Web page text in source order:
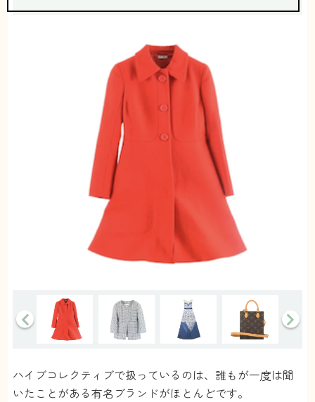
ハイブコレクティブで扱っているのは、誰もが一度は聞
いたことがある有名ブランドがほとんどです。